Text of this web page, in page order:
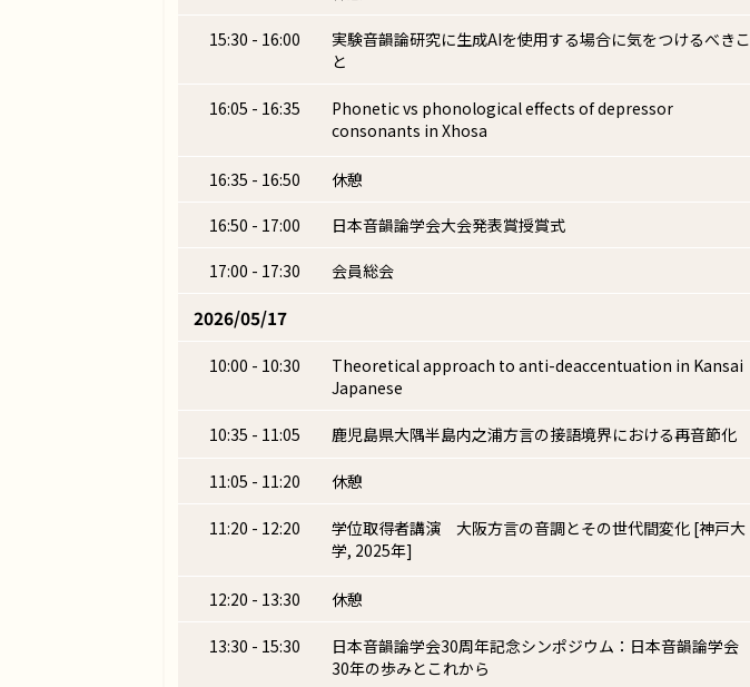
15:30 - 16:00
実験音韻論研究に生成AIを使用する場合に気をつけるべきこ
と
16:05 - 16:35
Phonetic vs phonological effects of depressor
consonants in Xhosa
16:35 - 16:50 休憩
16:50 - 17:00 日本音韻論学会大会発表賞授賞式
17:00 - 17:30 会員総会
2026/05/17
10:00 - 10:30
Theoretical approach to anti-deaccentuation in Kansai
Japanese
10:35 - 11:05 鹿児島県大隅半島内之浦方言の接語境界における再音節化
11:05 - 11:20 休憩
11:20 - 12:20
学位取得者講演 大阪方言の音調とその世代間変化 [神戸大
学, 2025年]
12:20 - 13:30 休憩
13:30 - 15:30
日本音韻論学会30周年記念シンポジウム：日本音韻論学会
30年の歩みとこれから